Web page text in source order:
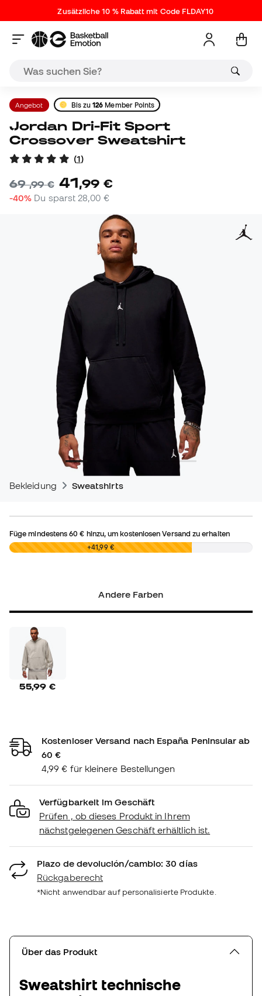
Zusätzliche 10 % Rabatt mit Code FLDAY10
Angebot Bis zu126 Member Points
Jordan Dri-Fit Sport
Crossover Sweatshirt
(1)
69,99 € 41,99 €
-40% Du sparst 28,00 €
Bekleidung Sweatshirts
Füge mindestens60 € hinzu, um kostenlosen Versand zu erhalten
0,00 € +41,99 €
Andere Farben
55,99 €
Kostenloser Versand nach España Peninsular ab
60 €
4,99 € für kleinere Bestellungen
Verfügbarkeit im Geschäft
Prüfen , ob dieses Produkt in Ihrem
nächstgelegenen Geschäft erhältlich ist.
Plazo de devolución/cambio: 30 días
Rückgaberecht
*Nicht anwendbar auf personalisierte Produkte.
Über das Produkt
Sweatshirt technische